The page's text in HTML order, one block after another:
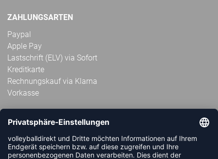
ZAHLUNGSARTEN
Paypal
Apple Pay
Lastschrift (ELV) via Sofort
Kreditkarte
Rechnungskauf via Klarna
Vorkasse
ABONNIERE JETZT DEN KOSTENLOSEN
VOLLEYBALLDIREKT-NEWSLETTER UND VERPASSE KEINE
NEUIGKEIT ODER AKTION MEHR.